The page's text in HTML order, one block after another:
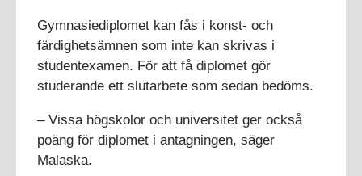
Gymnasiediplomet kan fås i konst- och
färdighetsämnen som inte kan skrivas i
studentexamen. För att få diplomet gör
studerande ett slutarbete som sedan bedöms.
– Vissa högskolor och universitet ger också
poäng för diplomet i antagningen, säger
Malaska.